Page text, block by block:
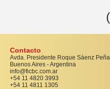
Contacto
Avda. Presidente Roque Sáenz
Buenos Aires - Argentina
info@ficbc.com.ar
+54 11 4820 3993
+54 11 4811 1305